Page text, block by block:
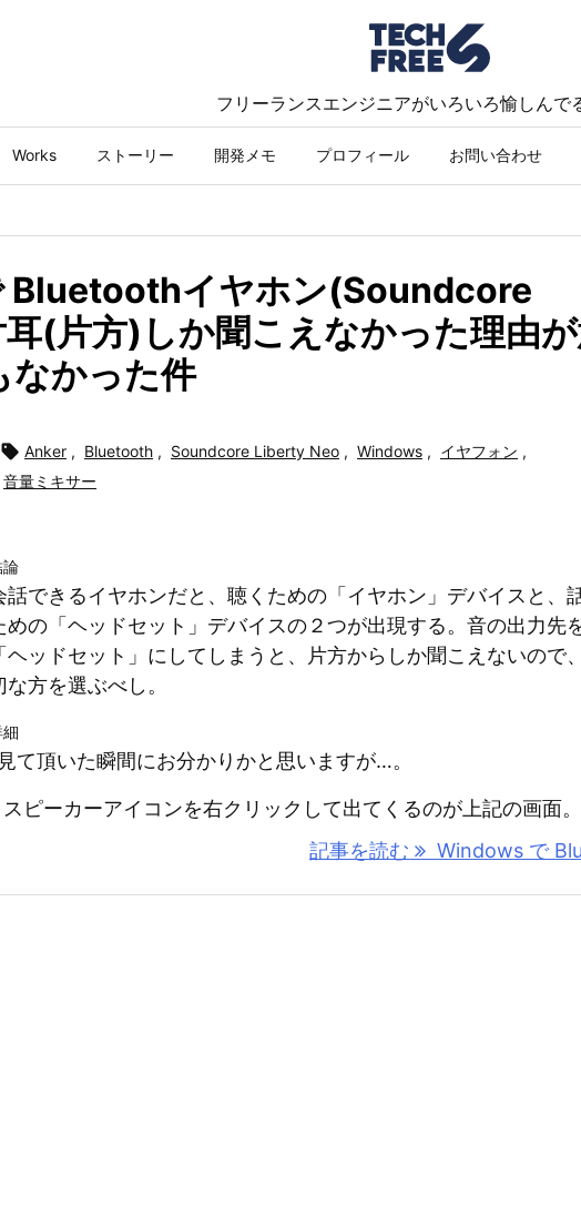
フリーランスエンジニアがいろいろ愉しんで
Works ストーリー 開発メモ プロフィール お問い合わせ
Bluetoothイヤホン(Soundcore
(片方)しか聞こえなかった理由
なかった件
 Anker , Bluetooth , Soundcore Liberty Neo , Windows , イヤフォン ,
音量ミキサー
論
話できるイヤホンだと、聴くための「イヤホン」デバイスと、
めの「ヘッドセット」デバイスの２つが出現する。音の出力先
「ヘッドセット」にしてしまうと、片方からしか聞こえないので
な方を選ぶべし。
て頂いた瞬間にお分かりかと思いますが…。
ピーカーアイコンを右クリックして出てくるのが上記の画面。
記事を読む
Windows で